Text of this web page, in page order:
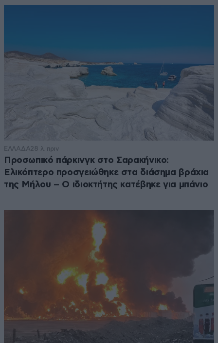
ΕΛΛΑΔΑ28 λ. πριν
Προσωπικό πάρκινγκ στο Σαρακήνικο:
Ελικόπτερο προσγειώθηκε στα διάσημα βράχια
της Μήλου – Ο ιδιοκτήτης κατέβηκε για μπάνιο